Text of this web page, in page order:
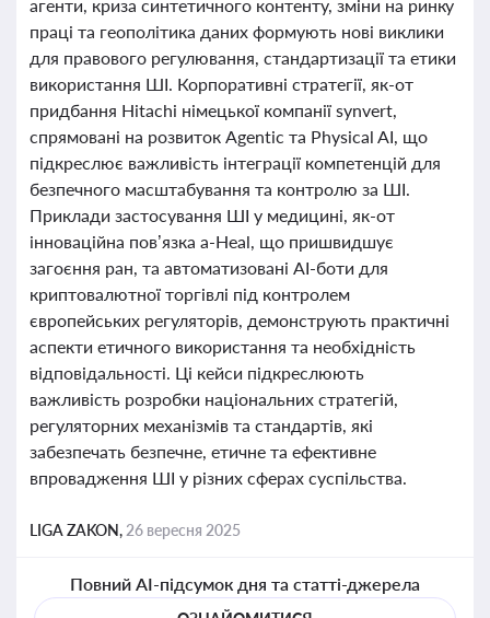
агенти, криза синтетичного контенту, зміни на ринку
праці та геополітика даних формують нові виклики
для правового регулювання, стандартизації та етики
використання ШІ. Корпоративні стратегії, як-от
придбання Hitachi німецької компанії synvert,
спрямовані на розвиток Agentic та Physical AI, що
підкреслює важливість інтеграції компетенцій для
безпечного масштабування та контролю за ШІ.
Приклади застосування ШІ у медицині, як-от
інноваційна пов’язка a-Heal, що пришвидшує
загоєння ран, та автоматизовані AI-боти для
криптовалютної торгівлі під контролем
європейських регуляторів, демонструють практичні
аспекти етичного використання та необхідність
відповідальності. Ці кейси підкреслюють
важливість розробки національних стратегій,
регуляторних механізмів та стандартів, які
забезпечать безпечне, етичне та ефективне
впровадження ШІ у різних сферах суспільства.
LIGA ZAKON, 26 вересня 2025
Повний AI-підсумок дня та статті-джерела